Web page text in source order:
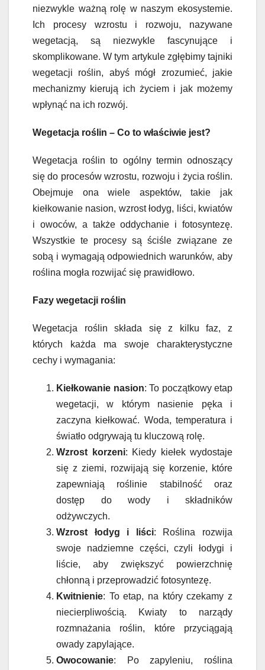
niezwykle ważną rolę w naszym ekosystemie.
Ich procesy wzrostu i rozwoju, nazywane
wegetacją, są niezwykle fascynujące i
skomplikowane. W tym artykule zgłębimy tajniki
wegetacji roślin, abyś mógł zrozumieć, jakie
mechanizmy kierują ich życiem i jak możemy
wpłynąć na ich rozwój.
Wegetacja roślin – Co to właściwie jest?
Wegetacja roślin to ogólny termin odnoszący
się do procesów wzrostu, rozwoju i życia roślin.
Obejmuje ona wiele aspektów, takie jak
kiełkowanie nasion, wzrost łodyg, liści, kwiatów
i owoców, a także oddychanie i fotosyntezę.
Wszystkie te procesy są ściśle związane ze
sobą i wymagają odpowiednich warunków, aby
roślina mogła rozwijać się prawidłowo.
Fazy wegetacji roślin
Wegetacja roślin składa się z kilku faz, z
których każda ma swoje charakterystyczne
cechy i wymagania:
Kiełkowanie nasion: To początkowy etap
wegetacji, w którym nasienie pęka i
zaczyna kiełkować. Woda, temperatura i
światło odgrywają tu kluczową rolę.
Wzrost korzeni: Kiedy kiełek wydostaje
się z ziemi, rozwijają się korzenie, które
zapewniają roślinie stabilność oraz
dostęp do wody i składników
odżywczych.
Wzrost łodyg i liści: Roślina rozwija
swoje nadziemne części, czyli łodygi i
liście, aby zwiększyć powierzchnię
chłonną i przeprowadzić fotosyntezę.
Kwitnienie: To etap, na który czekamy z
niecierpliwością. Kwiaty to narządy
rozmnażania roślin, które przyciągają
owady zapylające.
Owocowanie: Po zapyleniu, roślina